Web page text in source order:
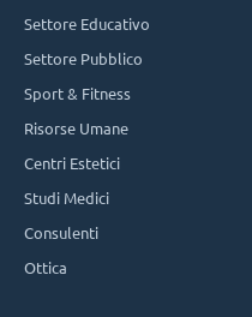
Settore Educativo
Settore Pubblico
Sport & Fitness
Risorse Umane
Centri Estetici
Studi Medici
Consulenti
Ottica